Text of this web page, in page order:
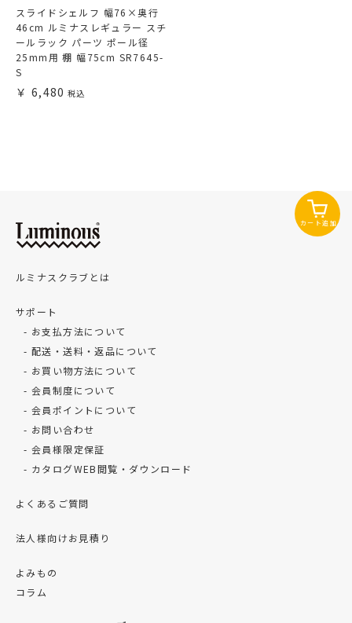
スライドシェルフ 幅76×奥行
46cm ルミナスレギュラー スチ
ールラック パーツ ポール径
25mm用 棚 幅75cm SR7645-
S
6,480
カート追加
ルミナスクラブとは
サポート
お支払方法について
配送・送料・返品について
お買い物方法について
会員制度について
会員ポイントについて
お問い合わせ
会員様限定保証
カタログWEB閲覧・ダウンロード
よくあるご質問
法人様向けお見積り
よみもの
コラム